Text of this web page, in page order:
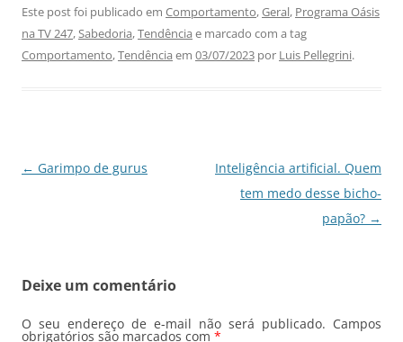
c
e
k
at
s
k
e
e
gr
ai
l
ar
e
Este post foi publicado em Comportamento,Geral, Programa Oásis
na TV 247,Sabedoria,Tendência e marcado com a tag
Comportamento,Tendência em 03/07/2023 por Luis Pellegrini.
Navegação
← Garimpo de gurus
Inteligência artificial. Quem
tem medo desse bicho-
papão? →
Deixe um comentário
O seu endereço de e-mail não será publicado. Campos
obrigatórios são marcados com *